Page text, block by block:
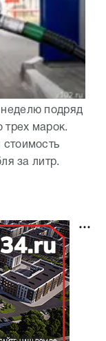
неделю подряд
трех марок.
стоимость
за литр.